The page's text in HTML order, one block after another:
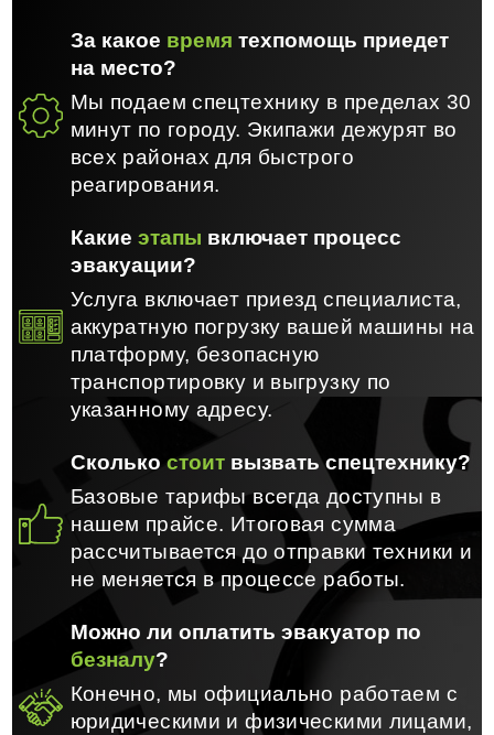
За какое время техпомощь приедет
на место?
Мы подаем спецтехнику в пределах 30
минут по городу. Экипажи дежурят во
всех районах для быстрого
реагирования.
Какие этапы включает процесс
эвакуации?
Услуга включает приезд специалиста,
аккуратную погрузку вашей машины на
платформу, безопасную
транспортировку и выгрузку по
указанному адресу.
Сколькостоитвызвать спецтехнику?
Базовые тарифы всегда доступны в
нашем прайсе. Итоговая сумма
рассчитывается до отправки техники и
не меняется в процессе работы.
Можно ли оплатить эвакуатор по
безналу?
Конечно, мы официально работаем с
юридическими и физическими лицами,